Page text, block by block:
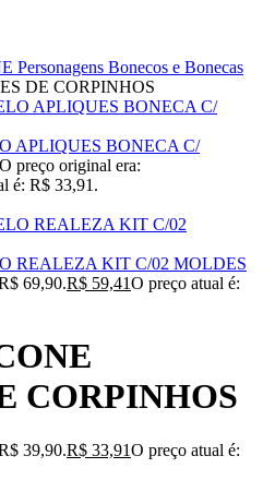
Personagens Bonecos e Bonecas
DE CORPINHOS
APLIQUES BONECA C/
O preço original era:
é: R$ 33,91.
REALEZA KIT C/02 MOLDES
69,90.R$ 59,41O preço atual é:
CORPINHOS
39,90.R$ 33,91O preço atual é: